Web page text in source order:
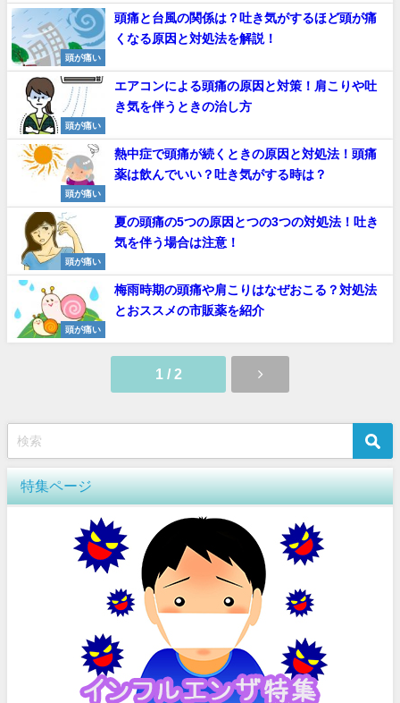
頭が痛い
頭痛と台風の関係は？吐き気がするほど頭が痛
くなる原因と対処法を解説！
頭が痛い
エアコンによる頭痛の原因と対策！肩こりや吐
き気を伴うときの治し方
頭が痛い
熱中症で頭痛が続くときの原因と対処法！頭痛
薬は飲んでいい？吐き気がする時は？
頭が痛い
夏の頭痛の5つの原因とつの3つの対処法！吐き
気を伴う場合は注意！
頭が痛い
梅雨時期の頭痛や肩こりはなぜおこる？対処法
とおススメの市販薬を紹介
1 / 2
特集ページ